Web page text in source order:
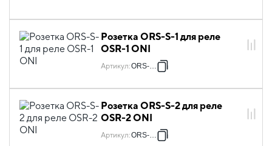
Розетка ORS-S-1 для реле
OSR-1 ONI
Артикул:ORS-S-1
Розетка ORS-S-2 для реле
OSR-2 ONI
Артикул:ORS-S-2